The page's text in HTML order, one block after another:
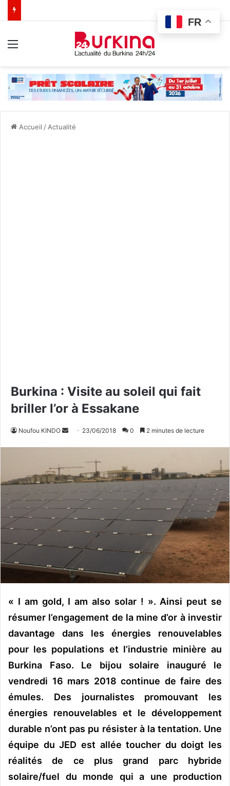
Accueil / Actualité
Burkina : Visite au soleil qui fait
briller l’or à Essakane
Noufou KINDO
o
y
e
u
u
r
e
23/06/2018 0 2 minutes de lecture
« I am gold, I am also solar ! ». Ainsi peut se
résumer l’engagement de la mine d’or à investir
davantage dans les énergies renouvelables
pour les populations et l’industrie minière au
Burkina Faso. Le bijou solaire inauguré le
vendredi 16 mars 2018 continue de faire des
émules. Des journalistes promouvant les
énergies renouvelables et le développement
durable n’ont pas pu résister à la tentation. Une
équipe du JED est allée toucher du doigt les
réalités de ce plus grand parc hybride
solaire/fuel du monde qui a une production
FR